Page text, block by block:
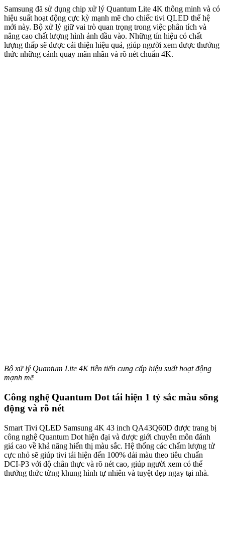
Samsung đã sử dụng chip xử lý Quantum Lite 4K thông minh và có
hiệu suất hoạt động cực kỳ mạnh mẽ cho chiếc tivi QLED thế hệ
mới này. Bộ xử lý giữ vai trò quan trọng trong việc phân tích và
nâng cao chất lượng hình ảnh đầu vào. Những tín hiệu có chất
lượng thấp sẽ được cải thiện hiệu quả, giúp người xem được thưởng
thức những cảnh quay mãn nhãn và rõ nét chuẩn 4K.
Bộ xử lý Quantum Lite 4K tiên tiến cung cấp hiệu suất hoạt động
mạnh mẽ
Công nghệ Quantum Dot tái hiện 1 tỷ sắc màu sống
động và rõ nét
Smart Tivi QLED Samsung 4K 43 inch QA43Q60D được trang bị
công nghệ Quantum Dot hiện đại và được giới chuyên môn đánh
giá cao về khả năng hiển thị màu sắc. Hệ thống các chấm lượng tử
cực nhỏ sẽ giúp tivi tái hiện đến 100% dải màu theo tiêu chuẩn
DCI-P3 với độ chân thực và rõ nét cao, giúp người xem có thể
thưởng thức từng khung hình tự nhiên và tuyệt đẹp ngay tại nhà.